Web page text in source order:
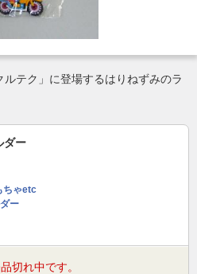
テク」に登場するはりねずみのラ
ダー
ちゃetc
ー
切れ中です。